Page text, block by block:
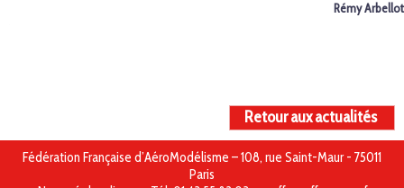
Rémy Arbellot
Retour aux actualités
Fédération Française d’AéroModélisme – 108, rue Saint-Maur - 75011
Paris